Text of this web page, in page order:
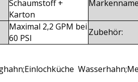
Schaumstoff +
Karton
Maximal 2,2 GPM bei
60 PSI
Zubehör: